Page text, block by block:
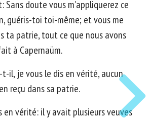
Sans doute vous m'appliquerez ce
guéris-toi toi-même; et vous me
ta patrie, tout ce que nous avons
à Capernaüm.
il, je vous le dis en vérité, aucun
reçu dans sa patrie.
en vérité: il y avait plusieurs veuves